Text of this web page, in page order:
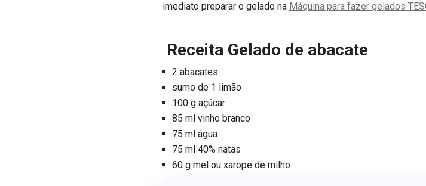
imediato preparar o gelado na Máquina para fazer gelados
Receita Gelado de abacate
2 abacates
sumo de 1 limão
100 g açúcar
85 ml vinho branco
75 ml água
75 ml 40% natas
60 g mel ou xarope de milho